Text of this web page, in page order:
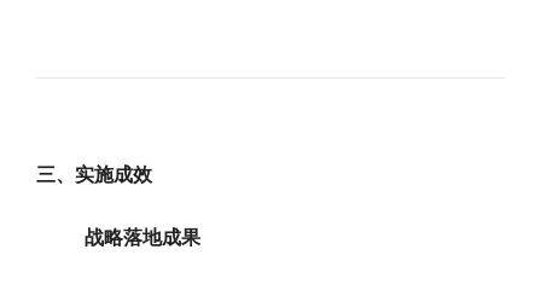
三、实施成效
战略落地成果